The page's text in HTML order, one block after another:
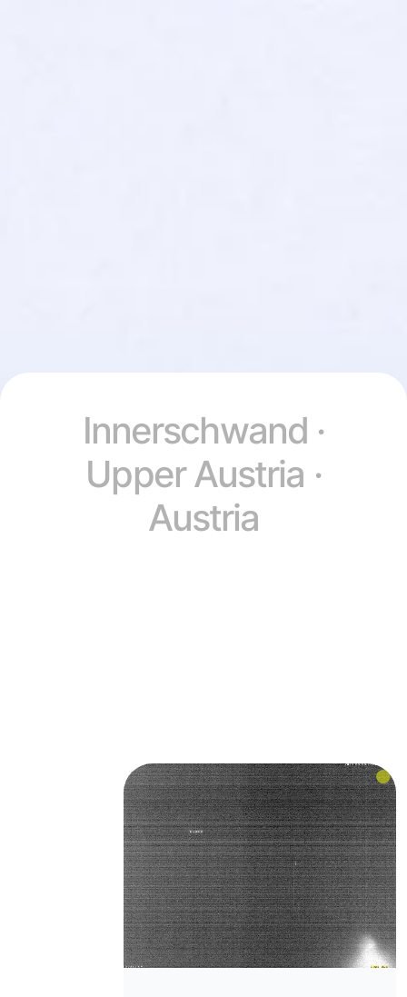
Innerschwand ·
Upper Austria ·
Austria